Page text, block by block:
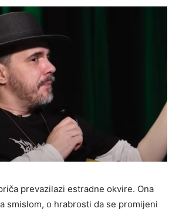
prevazilazi estradne okvire. Ona
smislom, o hrabrosti da se promijeni